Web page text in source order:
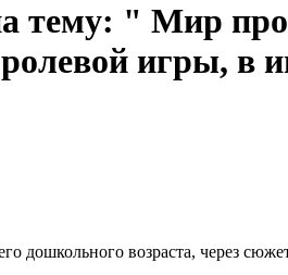
тему: " Мир
игры, в
дошкольного возраста, через